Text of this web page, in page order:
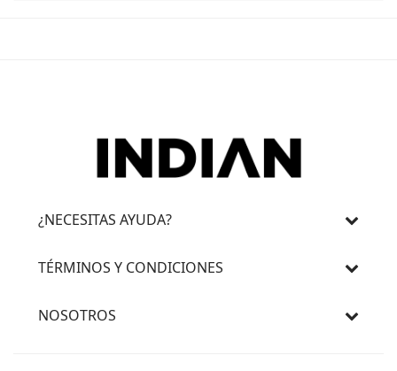
¿NECESITAS AYUDA?
TÉRMINOS Y CONDICIONES
NOSOTROS